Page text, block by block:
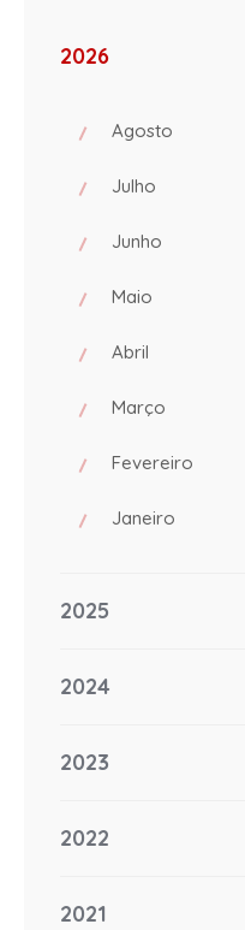
2026
Agosto
Julho
Junho
Maio
Abril
Março
Fevereiro
Janeiro
2025
2024
2023
2022
2021